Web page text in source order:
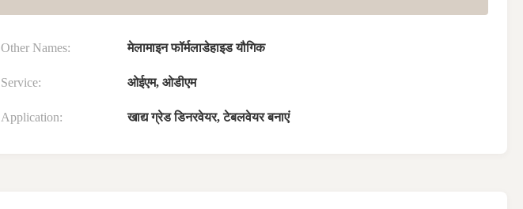
Other Names: मेलामाइन फॉर्मलाडेहाइड यौगिक
Service: ओईएम, ओडीएम
Application: खाद्य ग्रेड डिनरवेयर, टेबलवेयर बनाएं